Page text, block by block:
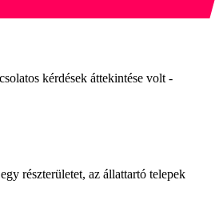
kérdések áttekintése volt -
részterületet, az állattartó telepek